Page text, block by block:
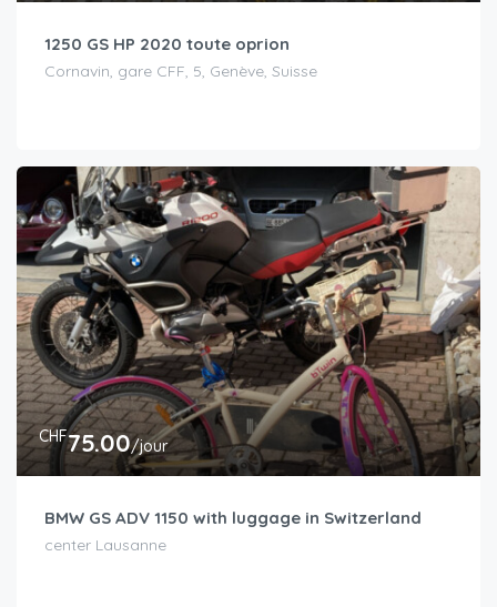
1250 GS HP 2020 toute oprion
Cornavin, gare CFF, 5, Genève, Suisse
CHF75.00/jour
BMW GS ADV 1150 with luggage in Switzerland
center Lausanne